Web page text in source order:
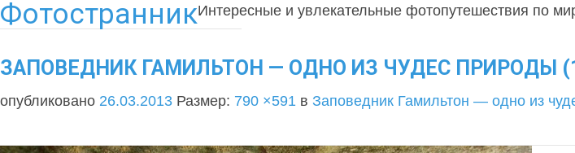
ФотостранникИнтересные и увлекательные фотопутешествия по
ЗАПОВЕДНИК ГАМИЛЬТОН — ОДНО ИЗ ЧУДЕС ПРИРОДЫ
опубликовано 26.03.2013 Размер: 790 ×591 в Заповедник Гамильтон — одно из